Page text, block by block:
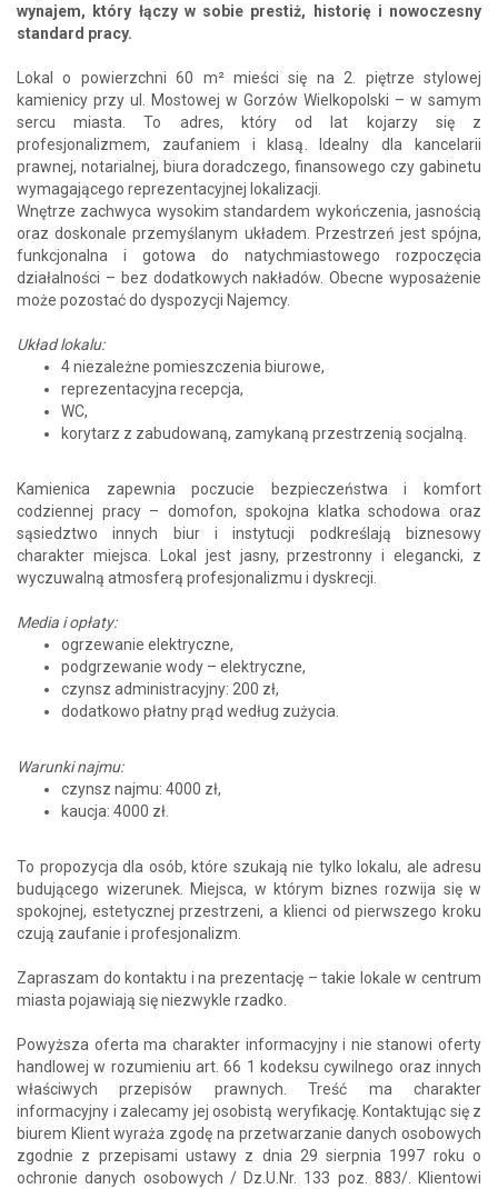
wynajem, który łączy w sobie prestiż, historię i nowoczesny
standard pracy.
Lokal o powierzchni 60 m² mieści się na 2. piętrze stylowej
kamienicy przy ul. Mostowej w Gorzów Wielkopolski – w samym
sercu miasta. To adres, który od lat kojarzy się z
profesjonalizmem, zaufaniem i klasą. Idealny dla kancelarii
prawnej, notarialnej, biura doradczego, finansowego czy gabinetu
wymagającego reprezentacyjnej lokalizacji.
Wnętrze zachwyca wysokim standardem wykończenia, jasnością
oraz doskonale przemyślanym układem. Przestrzeń jest spójna,
funkcjonalna i gotowa do natychmiastowego rozpoczęcia
działalności – bez dodatkowych nakładów. Obecne wyposażenie
może pozostać do dyspozycji Najemcy.
Układ lokalu:
4 niezależne pomieszczenia biurowe,
reprezentacyjna recepcja,
WC,
korytarz z zabudowaną, zamykaną przestrzenią socjalną.
Kamienica zapewnia poczucie bezpieczeństwa i komfort
codziennej pracy – domofon, spokojna klatka schodowa oraz
sąsiedztwo innych biur i instytucji podkreślają biznesowy
charakter miejsca. Lokal jest jasny, przestronny i elegancki, z
wyczuwalną atmosferą profesjonalizmu i dyskrecji.
Media i opłaty:
ogrzewanie elektryczne,
podgrzewanie wody – elektryczne,
czynsz administracyjny: 200 zł,
dodatkowo płatny prąd według zużycia.
Warunki najmu:
czynsz najmu: 4000 zł,
kaucja: 4000 zł.
To propozycja dla osób, które szukają nie tylko lokalu, ale adresu
budującego wizerunek. Miejsca, w którym biznes rozwija się w
spokojnej, estetycznej przestrzeni, a klienci od pierwszego kroku
czują zaufanie i profesjonalizm.
Zapraszam do kontaktu i na prezentację – takie lokale w centrum
miasta pojawiają się niezwykle rzadko.
Powyższa oferta ma charakter informacyjny i nie stanowi oferty
handlowej w rozumieniu art. 66 1 kodeksu cywilnego oraz innych
właściwych przepisów prawnych. Treść ma charakter
informacyjny i zalecamy jej osobistą weryfikację. Kontaktując się z
biurem Klient wyraża zgodę na przetwarzanie danych osobowych
zgodnie z przepisami ustawy z dnia 29 sierpnia 1997 roku o
ochronie danych osobowych / Dz.U.Nr. 133 poz. 883/. Klientowi